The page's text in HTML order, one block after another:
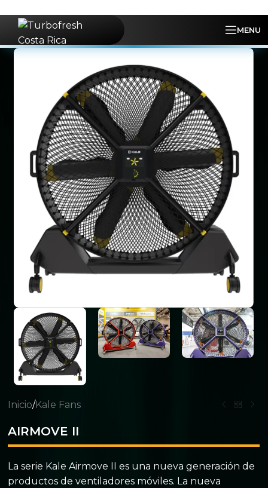
MENU
Inicio/Kale Fans
AIRMOVE II
La serie Kale Airmove II es una nueva generación de
productos de ventiladores móviles. La nueva